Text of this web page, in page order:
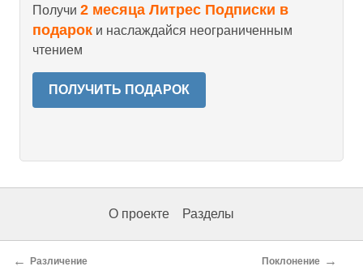
Получи 2 месяца Литрес Подписки в
подарок и наслаждайся неограниченным
чтением
ПОЛУЧИТЬ ПОДАРОК
О проекте Разделы
← Различение Поклонение →